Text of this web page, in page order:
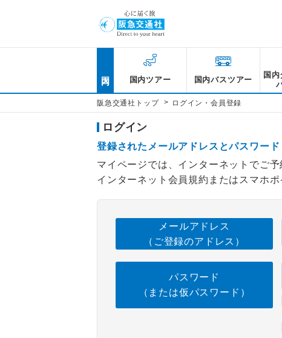
国内ツアー 国内バスツアー
国内
阪急交通社トップ > ログイン・会員登録
ログイン
登録されたメールアドレスとパスワー
マイページでは、インターネットでご
インターネット会員規約またはスマホ
メールアドレス
（ご登録のアドレス）
パスワード
（または仮パスワード）